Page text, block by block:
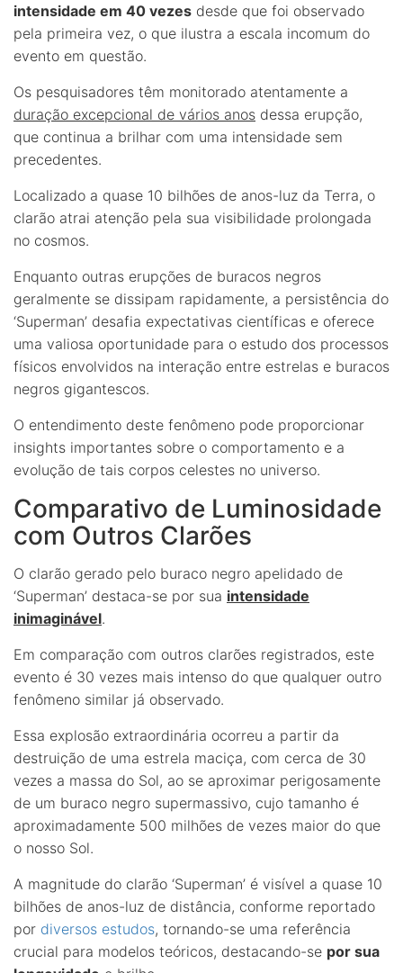
intensidade em 40 vezes desde que foi observado
pela primeira vez, o que ilustra a escala incomum do
evento em questão.
Os pesquisadores têm monitorado atentamente a
duração excepcional de vários anos dessa erupção,
que continua a brilhar com uma intensidade sem
precedentes.
Localizado a quase 10 bilhões de anos-luz da Terra, o
clarão atrai atenção pela sua visibilidade prolongada
no cosmos.
Enquanto outras erupções de buracos negros
geralmente se dissipam rapidamente, a persistência do
‘Superman’ desafia expectativas científicas e oferece
uma valiosa oportunidade para o estudo dos processos
físicos envolvidos na interação entre estrelas e buracos
negros gigantescos.
O entendimento deste fenômeno pode proporcionar
insights importantes sobre o comportamento e a
evolução de tais corpos celestes no universo.
Comparativo de Luminosidade
com Outros Clarões
O clarão gerado pelo buraco negro apelidado de
‘Superman’ destaca-se por sua intensidade
inimaginável.
Em comparação com outros clarões registrados, este
evento é 30 vezes mais intenso do que qualquer outro
fenômeno similar já observado.
Essa explosão extraordinária ocorreu a partir da
destruição de uma estrela maciça, com cerca de 30
vezes a massa do Sol, ao se aproximar perigosamente
de um buraco negro supermassivo, cujo tamanho é
aproximadamente 500 milhões de vezes maior do que
o nosso Sol.
A magnitude do clarão ‘Superman’ é visível a quase 10
bilhões de anos-luz de distância, conforme reportado
por diversos estudos, tornando-se uma referência
crucial para modelos teóricos, destacando-se por sua